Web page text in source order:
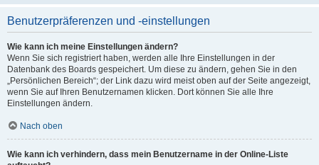
Benutzerpräferenzen und -einstellungen
Wie kann ich meine Einstellungen ändern?
Wenn Sie sich registriert haben, werden alle Ihre Einstellungen in der
Datenbank des Boards gespeichert. Um diese zu ändern, gehen Sie in den
„Persönlichen Bereich“; der Link dazu wird meist oben auf der Seite angezeigt,
wenn Sie auf Ihren Benutzernamen klicken. Dort können Sie alle Ihre
Einstellungen ändern.
Nach oben
Wie kann ich verhindern, dass mein Benutzername in der Online-Liste